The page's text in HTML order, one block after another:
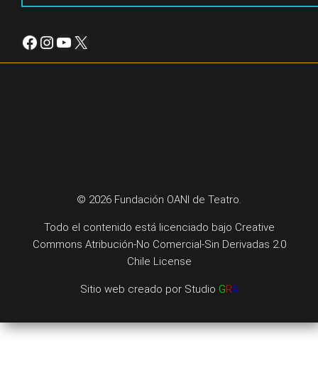
Facebook
Instagram
YouTube
X
© 2026 Fundación OANI de Teatro.
Todo el contenido está licenciado bajo Creative
Commons Atribución-No Comercial-Sin Derivadas 2.0
Chile License
Sitio web creado por Studio GRA